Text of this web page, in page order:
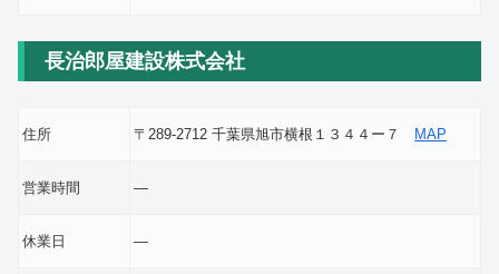
長治郎屋建設株式会社
住所 〒289-2712 千葉県旭市横根１３４４ー７ MAP
営業時間 ―
休業日 ―